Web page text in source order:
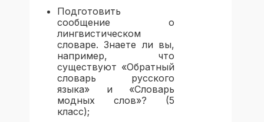
Подготовить
сообщение о
лингвистическом
словаре. Знаете ли вы,
например, что
существуют «Обратный
словарь русского
языка» и «Словарь
модных слов»? (5
класс);